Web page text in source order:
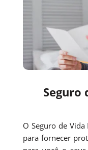
Seguro
O Seguro de
para fornecer